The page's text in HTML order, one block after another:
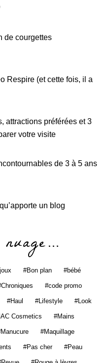
de courgettes
Respire (et cette fois, il a
attractions préférées et 3
votre visite
de 3 à 5 ans
un blog
Bon plan bébé
Chroniques code promo
Haul Lifestyle Look
Cosmetics Mains
Manucure Maquillage
Pas cher Peau